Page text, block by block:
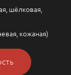
шёлковая,
кожаная)